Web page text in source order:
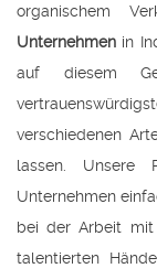
organischem
Unternehmen in
auf diesem
verschiedenen
lassen. Unsere
Unternehmen
bei der Arbeit mit
talentierten